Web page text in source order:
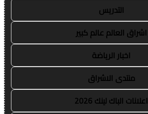
التدريس
اشراق العالم عالم كبير
اخبار الرياضة
منتدى الاشراق
اعلانات الباك لينك 2026